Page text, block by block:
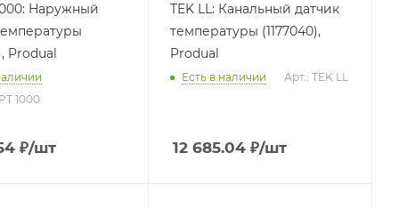
Наружный
Produal
1000
₽/шт
TEK LL: Канальный датчик
температуры (1177040),
Produal
Есть в наличии Арт.: TEK LL
12 685.04₽/шт